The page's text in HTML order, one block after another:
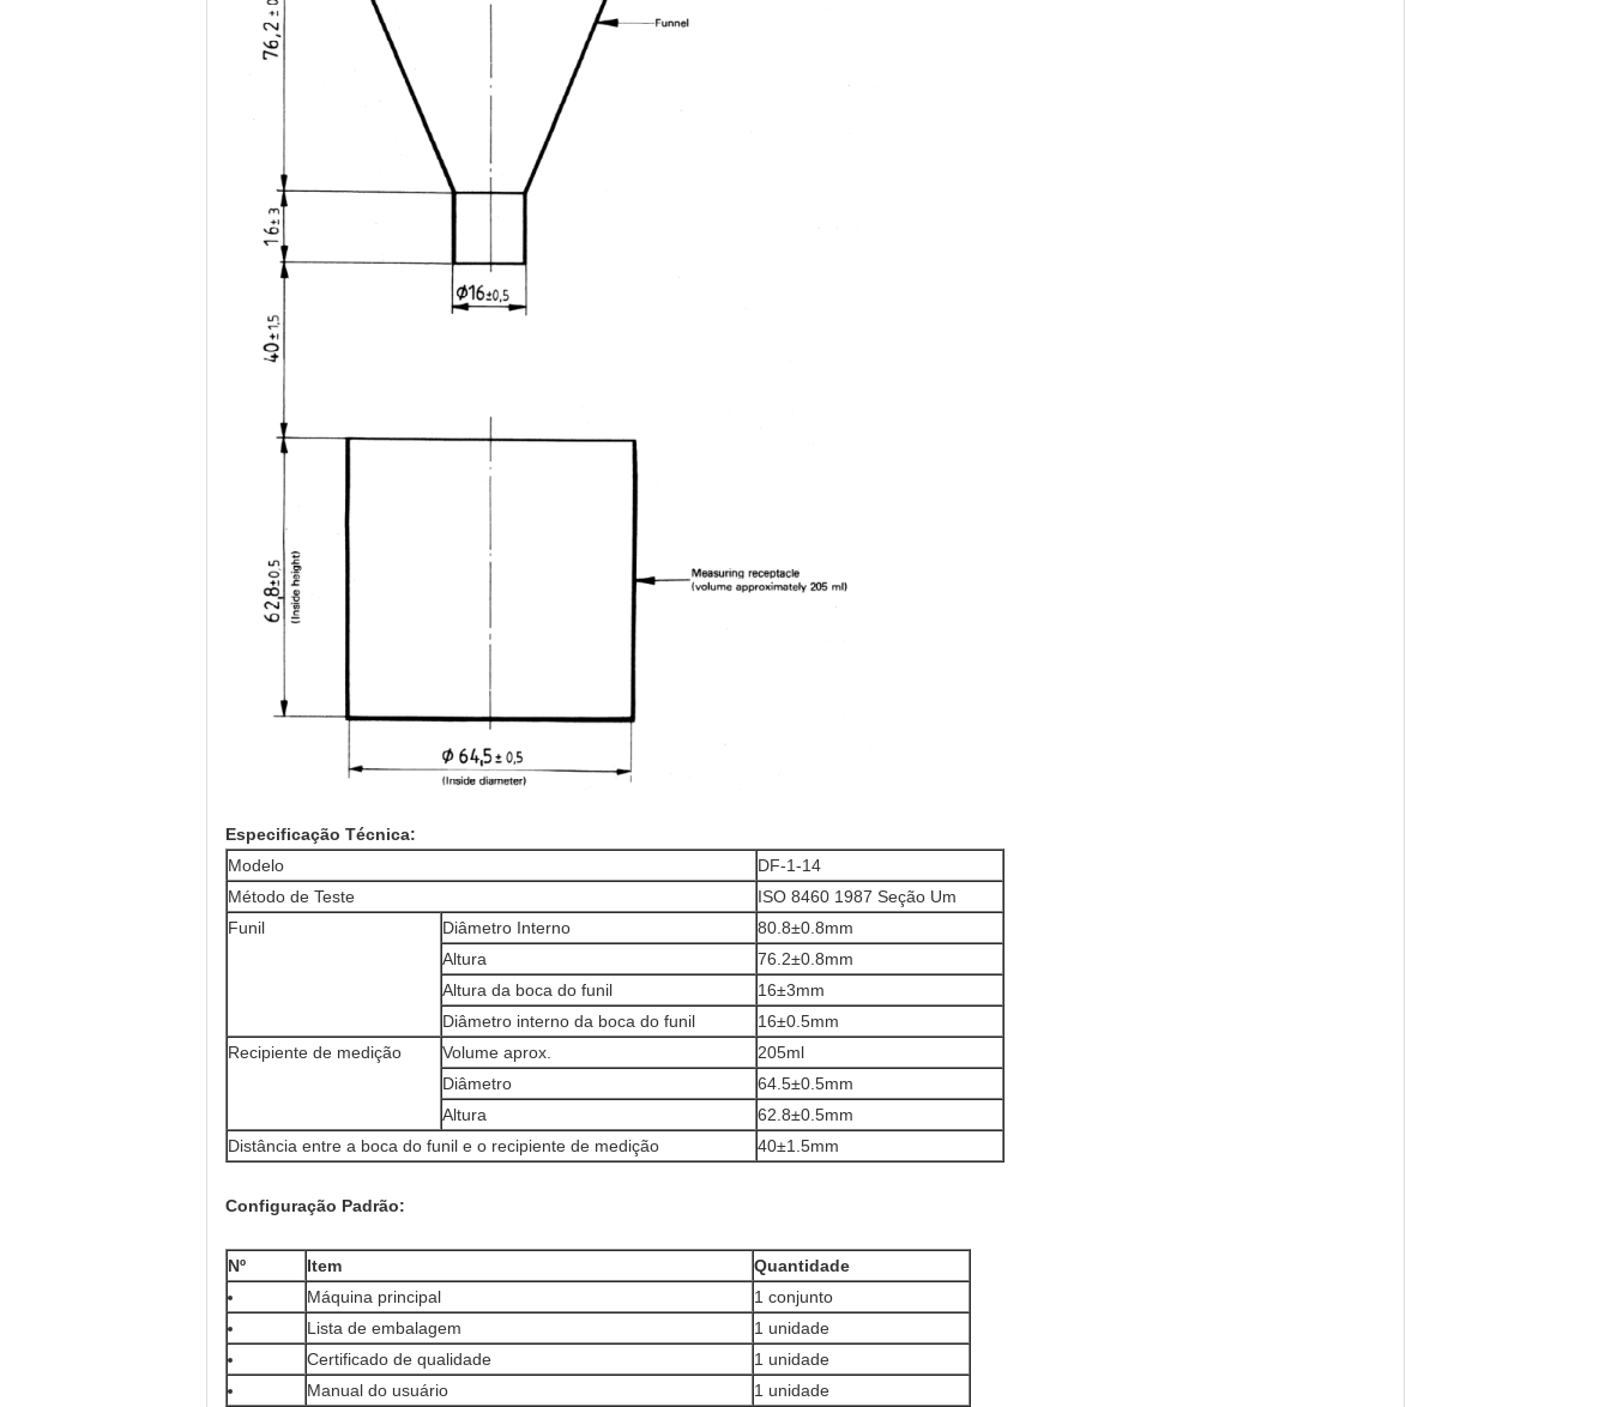
Especificação Técnica:
Modelo
DF-1-14
Método de Teste
ISO 8460 1987 Seção Um
Funil
Diâmetro Interno
80.8±0.8mm
Altura
76.2±0.8mm
Altura da boca do funil
16±3mm
Diâmetro interno da boca do funil
16±0.5mm
Recipiente de medição
Volume aprox.
205ml
Diâmetro
64.5±0.5mm
Altura
62.8±0.5mm
Distância entre a boca do funil e o recipiente de medição
40±1.5mm
Configuração Padrão:
Nº Item
Quantidade
Máquina principal
1 conjunto
Lista de embalagem
1 unidade
Certificado de qualidade
1 unidade
Manual do usuário
1 unidade